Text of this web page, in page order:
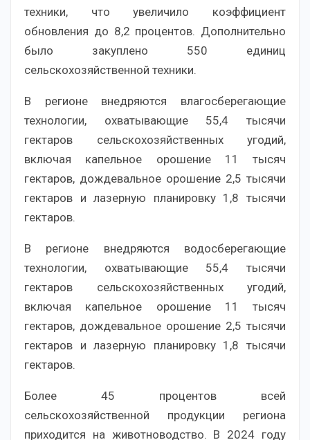
техники, что увеличило коэффициент
обновления до 8,2 процентов. Дополнительно
было закуплено 550 единиц
сельскохозяйственной техники.
В регионе внедряются влагосберегающие
технологии, охватывающие 55,4 тысячи
гектаров сельскохозяйственных угодий,
включая капельное орошение 11 тысяч
гектаров, дождевальное орошение 2,5 тысячи
гектаров и лазерную планировку 1,8 тысячи
гектаров.
В регионе внедряются водосберегающие
технологии, охватывающие 55,4 тысячи
гектаров сельскохозяйственных угодий,
включая капельное орошение 11 тысяч
гектаров, дождевальное орошение 2,5 тысячи
гектаров и лазерную планировку 1,8 тысячи
гектаров.
Более 45 процентов всей
сельскохозяйственной продукции региона
приходится на животноводство. В 2024 году